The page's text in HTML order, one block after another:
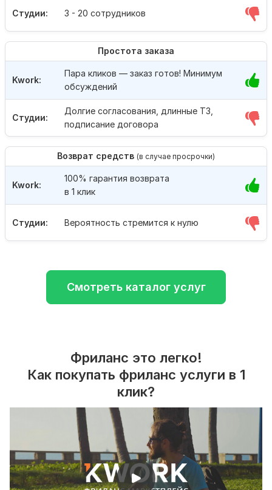
Студии: 3 - 20 сотрудников
Простота заказа
Студии:
Долгие согласования, длинные ТЗ,
подписание договора
Kwork:
Пара кликов — заказ готов! Минимум
обсуждений
Возврат средств (в случае просрочки)
Студии: Вероятность стремится к нулю
Kwork:
100% гарантия возврата
в 1 клик
Смотреть каталог услуг
Фриланс это легко!
Как покупать фриланс услуги в 1
клик?